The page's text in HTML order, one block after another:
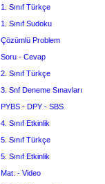
1. Sınıf Türkçe
1. Sınıf Sudoku
Çözümlü Problem
Soru - Cevap
2. Sınıf Türkçe
3. Snf Deneme Sınavları
PYBS - DPY - SBS
4. Sınıf Etkinlik
5. Sınıf Türkçe
5. Sınıf Etkinlik
Mat. - Video